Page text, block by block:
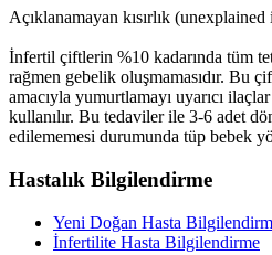
Açıklanamayan kısırlık
İnfertil çiftlerin %10 kadarında tüm
rağmen gebelik oluşmamasıdır. Bu
amacıyla yumurtlamayı uyarıcı
kullanılır. Bu tedaviler ile 3-6 adet
edilememesi durumunda tüp bebek
Hastalık Bilgilendirme
Yeni Doğan Hasta
İnfertilite Hasta Bilgilendirme